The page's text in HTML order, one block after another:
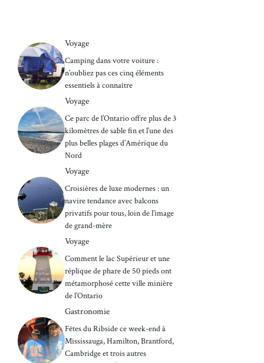
Voyage
Camping dans votre voiture :
n’oubliez pas ces cinq éléments
essentiels à connaître
Voyage
Ce parc de l’Ontario offre plus de 3
kilomètres de sable fin et l’une des
plus belles plages d’Amérique du
Nord
Voyage
Croisières de luxe modernes : un
navire tendance avec balcons
privatifs pour tous, loin de l’image
de grand-mère
Voyage
Comment le lac Supérieur et une
réplique de phare de 50 pieds ont
métamorphosé cette ville minière
de l’Ontario
Gastronomie
Fêtes du Ribside ce week-end à
Mississauga, Hamilton, Brantford,
Cambridge et trois autres